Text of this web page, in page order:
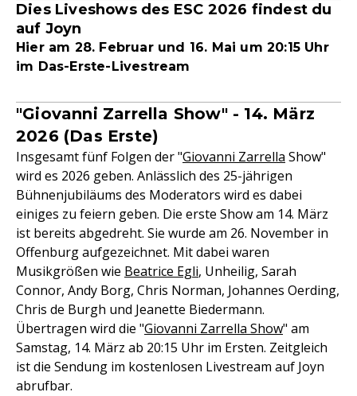
Dies Liveshows des ESC 2026 findest du
auf Joyn
Hier am 28. Februar und 16. Mai um 20:15 Uhr
im Das-Erste-Livestream
"Giovanni Zarrella Show" - 14. März
2026 (Das Erste)
Insgesamt fünf Folgen der "Giovanni Zarrella Show"
wird es 2026 geben. Anlässlich des 25-jährigen
Bühnenjubiläums des Moderators wird es dabei
einiges zu feiern geben. Die erste Show am 14. März
ist bereits abgedreht. Sie wurde am 26. November in
Offenburg aufgezeichnet. Mit dabei waren
Musikgrößen wie Beatrice Egli, Unheilig, Sarah
Connor, Andy Borg, Chris Norman, Johannes Oerding,
Chris de Burgh und Jeanette Biedermann.
Übertragen wird die "Giovanni Zarrella Show" am
Samstag, 14. März ab 20:15 Uhr im Ersten. Zeitgleich
ist die Sendung im kostenlosen Livestream auf Joyn
abrufbar.